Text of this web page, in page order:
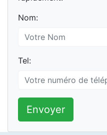
Nom:
Tel:
Envoyer